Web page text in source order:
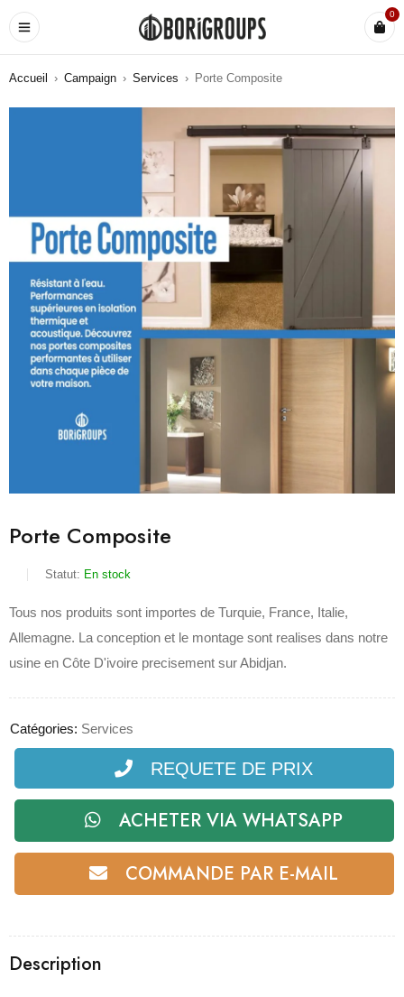
0
Accueil › Campaign › Services › Porte Composite
Porte Composite
Statut: En stock
Tous nos produits sont importes de Turquie, France, Italie,
Allemagne. La conception et le montage sont realises dans notre
usine en Côte D'ivoire precisement sur Abidjan.
Catégories: Services
REQUETE DE PRIX
ACHETER VIA WHATSAPP
COMMANDE PAR E-MAIL
Description